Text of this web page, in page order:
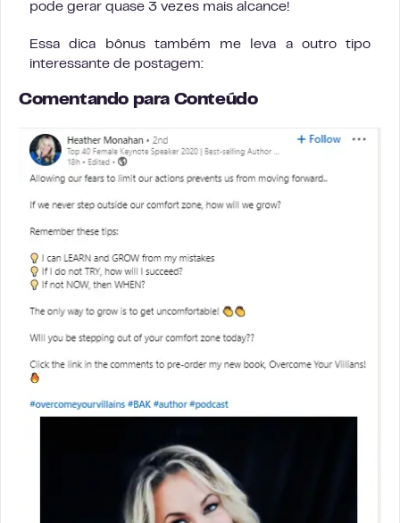
pode gerar quase 3 vezes mais alcance!
Essa dica bônus também me leva a outro tipo
interessante de postagem:
Comentando para Conteúdo